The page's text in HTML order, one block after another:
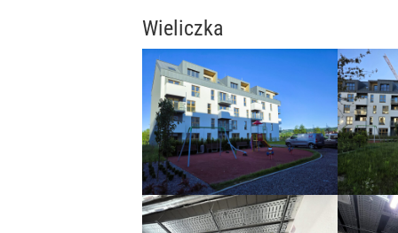
Wieliczka